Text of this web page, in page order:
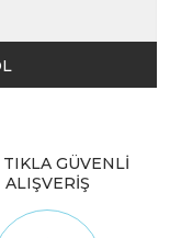
TIKLA GÜVENLİ
ALIŞVERİŞ